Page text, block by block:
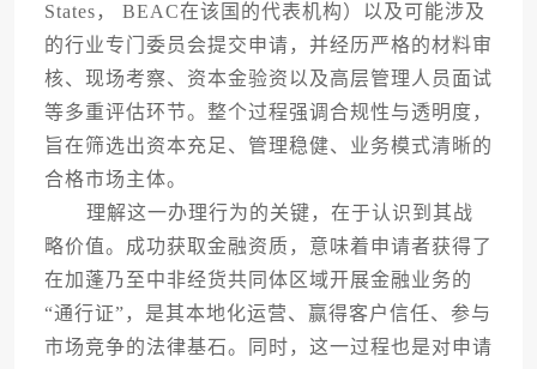
States， BEAC在该国的代表机构）以及可能涉及
的行业专门委员会提交申请，并经历严格的材料审
核、现场考察、资本金验资以及高层管理人员面试
等多重评估环节。整个过程强调合规性与透明度，
旨在筛选出资本充足、管理稳健、业务模式清晰的
合格市场主体。
理解这一办理行为的关键，在于认识到其战
略价值。成功获取金融资质，意味着申请者获得了
在加蓬乃至中非经货共同体区域开展金融业务的
“通行证”，是其本地化运营、赢得客户信任、参与
市场竞争的法律基石。同时，这一过程也是对申请